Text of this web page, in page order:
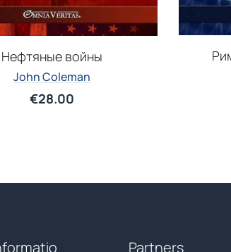
Нефтяные войны
John Coleman
€28.00
Partners